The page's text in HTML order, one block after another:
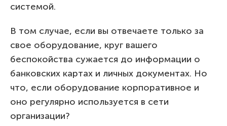
системой.
В том случае, если вы отвечаете только за
свое оборудование, круг вашего
беспокойства сужается до информации о
банковских картах и личных документах. Но
что, если оборудование корпоративное и
оно регулярно используется в сети
организации?